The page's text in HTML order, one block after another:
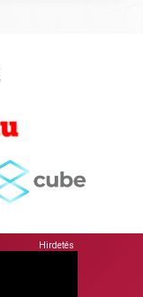
Hirdetés